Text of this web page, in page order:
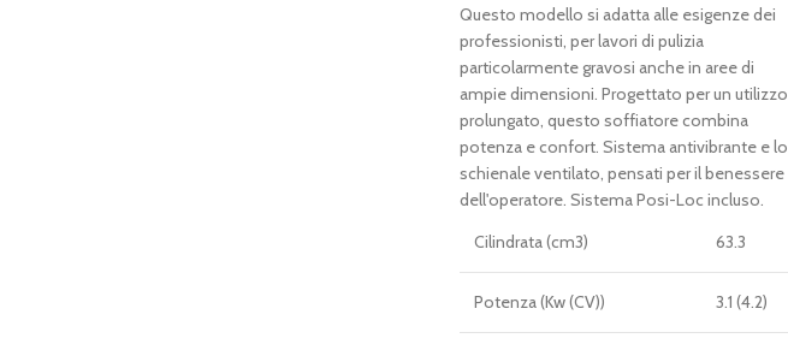
prezzo
originale
era:
€ 876,00.
prezzo
attuale
è:
€ 715,00.
Questo modello si adatta alle esigenze dei
professionisti, per lavori di pulizia
particolarmente gravosi anche in aree di
ampie dimensioni. Progettato per un utilizzo
prolungato, questo soffiatore combina
potenza e confort. Sistema antivibrante e lo
schienale ventilato, pensati per il benessere
dell'operatore. Sistema Posi-Loc incluso.
Cilindrata (cm3)
63.3
Potenza (Kw (CV)) 3.1 (4.2)